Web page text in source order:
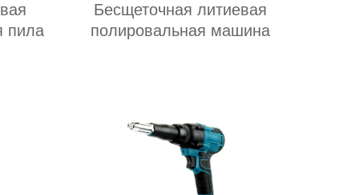
пила
Бесщеточная литиевая
полировальная машина